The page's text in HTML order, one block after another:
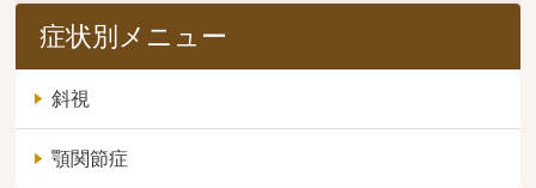
症状別メニュー
斜視
顎関節症